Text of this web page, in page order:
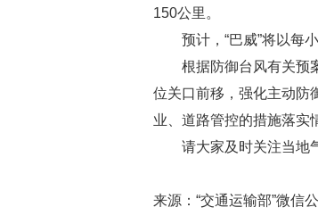
150公里。
预计，“巴威”将以每
根据防御台风有关预
位关口前移，强化主动防
业、道路管控的措施落实
请大家及时关注当地
来源：“交通运输部”微信